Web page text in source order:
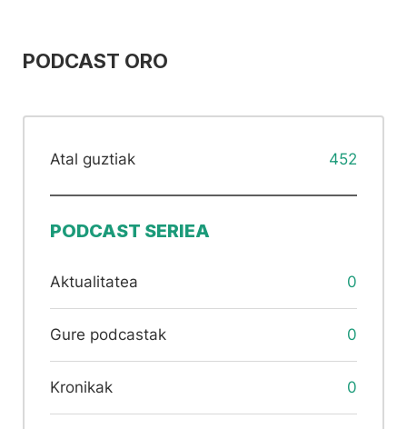
PODCAST ORO
Atal guztiak 452
PODCAST SERIEA
Aktualitatea 0
Gure podcastak 0
Kronikak 0